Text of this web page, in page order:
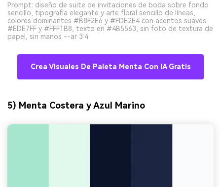
Prompt: diseño de suite de invitaciones de boda sobre fondo
sencillo, tipografía elegante y arte floral sencillo de líneas,
colores dominantes #B8F2E6 y #FDE2E4 con acentos suaves
#EDE7FF y #FFF1B8, texto en #4B5563, sin foto de textura de
papel, sin manos --ar 3:4
Crea Visuales De Paleta Menta Con IA Gratis
5) Menta Costera y Azul Marino